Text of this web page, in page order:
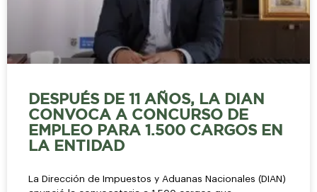
DESPUÉS DE 11 AÑOS, LA DIAN
CONVOCA A CONCURSO DE
EMPLEO PARA 1.500 CARGOS EN
LA ENTIDAD
La Dirección de Impuestos y Aduanas Nacionales (DIAN)